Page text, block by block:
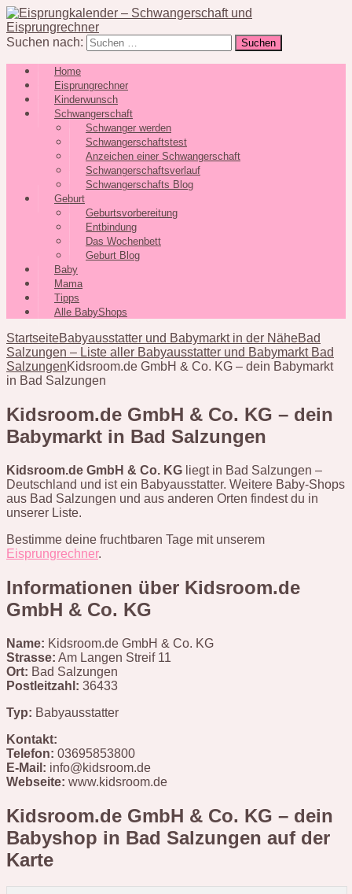
Suchen nach:
Home
Eisprungrechner
Kinderwunsch
Schwangerschaft
Schwanger werden
Schwangerschaftstest
Anzeichen einer Schwangerschaft
Schwangerschaftsverlauf
Schwangerschafts Blog
Geburt
Geburtsvorbereitung
Entbindung
Das Wochenbett
Geburt Blog
Baby
Mama
Tipps
Alle BabyShops
StartseiteBabyausstatter und Babymarkt in der NäheBad
Salzungen – Liste aller Babyausstatter und Babymarkt Bad
SalzungenKidsroom.de GmbH & Co. KG – dein Babymarkt
in Bad Salzungen
Kidsroom.de GmbH & Co. KG – dein
Babymarkt in Bad Salzungen
Kidsroom.de GmbH & Co. KG liegt in Bad Salzungen –
Deutschland und ist ein Babyausstatter. Weitere Baby-Shops
aus Bad Salzungen und aus anderen Orten findest du in
unserer Liste.
Bestimme deine fruchtbaren Tage mit unserem
Eisprungrechner.
Informationen über Kidsroom.de
GmbH & Co. KG
Name: Kidsroom.de GmbH & Co. KG
Strasse: Am Langen Streif 11
Ort: Bad Salzungen
Postleitzahl: 36433
Typ: Babyausstatter
Kontakt:
Telefon: 03695853800
E-Mail: info@kidsroom.de
Webseite: www.kidsroom.de
Kidsroom.de GmbH & Co. KG – dein
Babyshop in Bad Salzungen auf der
Karte